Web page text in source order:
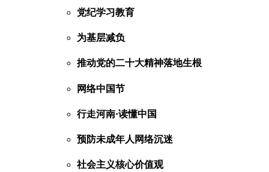
党纪学习教育
为基层减负
推动党的二十大精神落地生根
网络中国节
行走河南·读懂中国
预防未成年人网络沉迷
社会主义核心价值观